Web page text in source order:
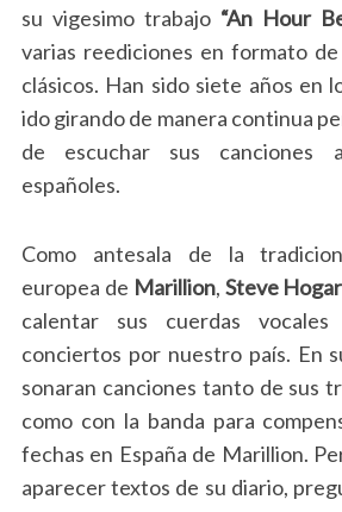
su vigesimo trabajo“An Hour
varias reediciones en formato
clásicos. Han sido siete años en
ido girando de manera continua
de escuchar sus canciones
españoles.
Como antesala de la
europea de Marillion, Steve
calentar sus cuerdas
conciertos por nuestro país. En
sonaran canciones tanto de sus
como con la banda para
fechas en España de Marillion.
aparecer textos de su diario,